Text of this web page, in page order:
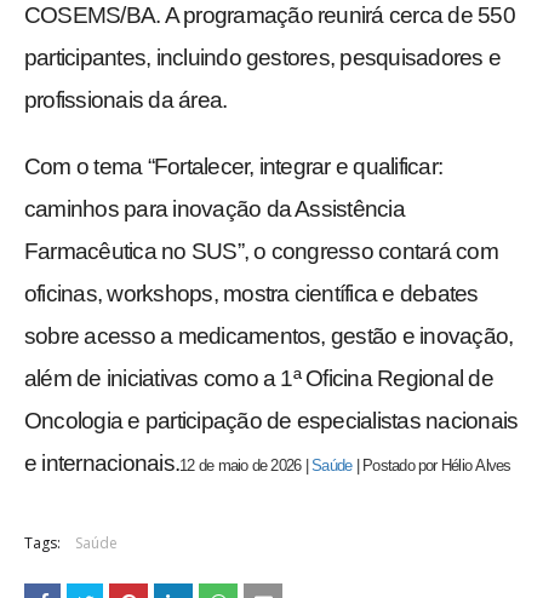
COSEMS/BA. A programação reunirá cerca de 550
participantes, incluindo gestores, pesquisadores e
profissionais da área.
Com o tema “Fortalecer, integrar e qualificar:
caminhos para inovação da Assistência
Farmacêutica no SUS”, o congresso contará com
oficinas, workshops, mostra científica e debates
sobre acesso a medicamentos, gestão e inovação,
além de iniciativas como a 1ª Oficina Regional de
Oncologia e participação de especialistas nacionais
e internacionais.12 de maio de 2026|Saúde| Postado por Hélio Alves
Tags: Saúde